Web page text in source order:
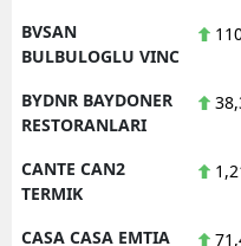
BVSAN
BULBULOGLU VINC
BYDNR BAYDONER
RESTORANLARI
CANTE CAN2
TERMIK
CASA CASA EMTIA